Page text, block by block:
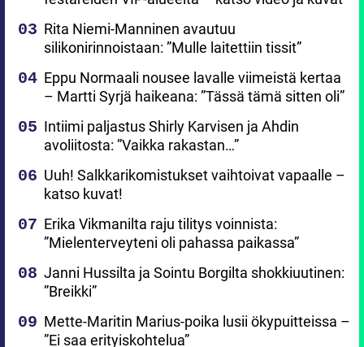
Rita Niemi-Manninen avautuu
silikonirinnoistaan: ”Mulle laitettiin tissit”
Eppu Normaali nousee lavalle viimeistä kertaa
– Martti Syrjä haikeana: ”Tässä tämä sitten oli”
Intiimi paljastus Shirly Karvisen ja Ahdin
avoliitosta: ”Vaikka rakastan…”
Uuh! Salkkarikomistukset vaihtoivat vapaalle –
katso kuvat!
Erika Vikmanilta raju tilitys voinnista:
”Mielenterveyteni oli pahassa paikassa”
Janni Hussilta ja Sointu Borgilta shokkiuutinen:
”Breikki”
Mette-Maritin Marius-poika lusii ökypuitteissa –
”Ei saa erityiskohtelua”